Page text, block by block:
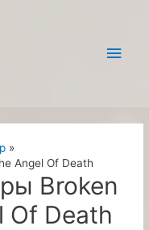
Angel Of Death
Broken
Of Death